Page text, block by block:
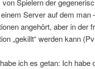
Server auf dem man
angehört, aber in der
„gekillt“ werden kann
ich es getan: Ich habe